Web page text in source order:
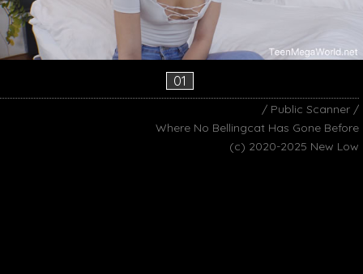
01
/ Public Scanner /
Where No Bellingcat Has Gone Before
(c) 2020-2025 New Low